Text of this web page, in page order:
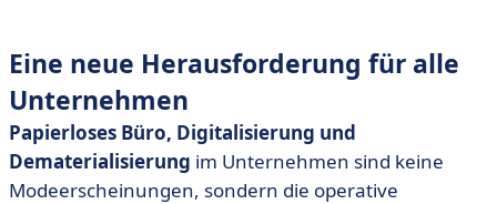
Eine neue Herausforderung für alle
Unternehmen
Papierloses Büro, Digitalisierung und
Dematerialisierung im Unternehmen sind keine
Modeerscheinungen, sondern die operative